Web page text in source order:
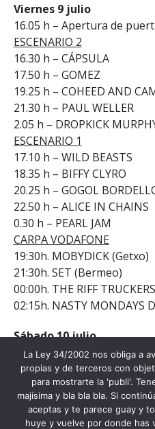
Viernes 9 julio
16.05 h – Apertura de
ESCENARIO 2
16.30 h – CÁPSULA
17.50 h – GOMEZ
19.25 h – COHEED AND
21.30 h – PAUL WELLER
2.05 h – DROPKICK
ESCENARIO 1
17.10 h – WILD BEASTS
18.35 h – BIFFY CLYRO
20.25 h – GOGOL
22.50 h – ALICE IN CHAINS
0.30 h – PEARL JAM
CARPA VODAFONE
19:30h. MOBYDICK (Getxo)
21:30h. SET (Bermeo)
00:00h. THE RIFF
02:15h. NASTY MONDAYS
Sábado 10 julio
16.05 h – Apertura de
ESCENARIO 2
16.30 h – ZAIN
17.50 h – THE MACCABEES
19.25 h – JEFF TWEEDY
La Ley 34/2002 nos obliga a
propias y de terceros con
para mostrarte la 'publi'.
majísima y bla bla bla. Si
aceptas y te parece guay y
huye y vuelve por donde has